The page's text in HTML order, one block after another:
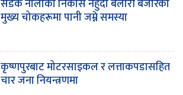
सडक नालाको निकास नहुँदा बेलौरी बजारका
मुख्य चोकहरूमा पानी जम्ने समस्या
कृष्णपुरबाट मोटरसाइकल र लत्ताकपडासहित
चार जना नियन्त्रणमा